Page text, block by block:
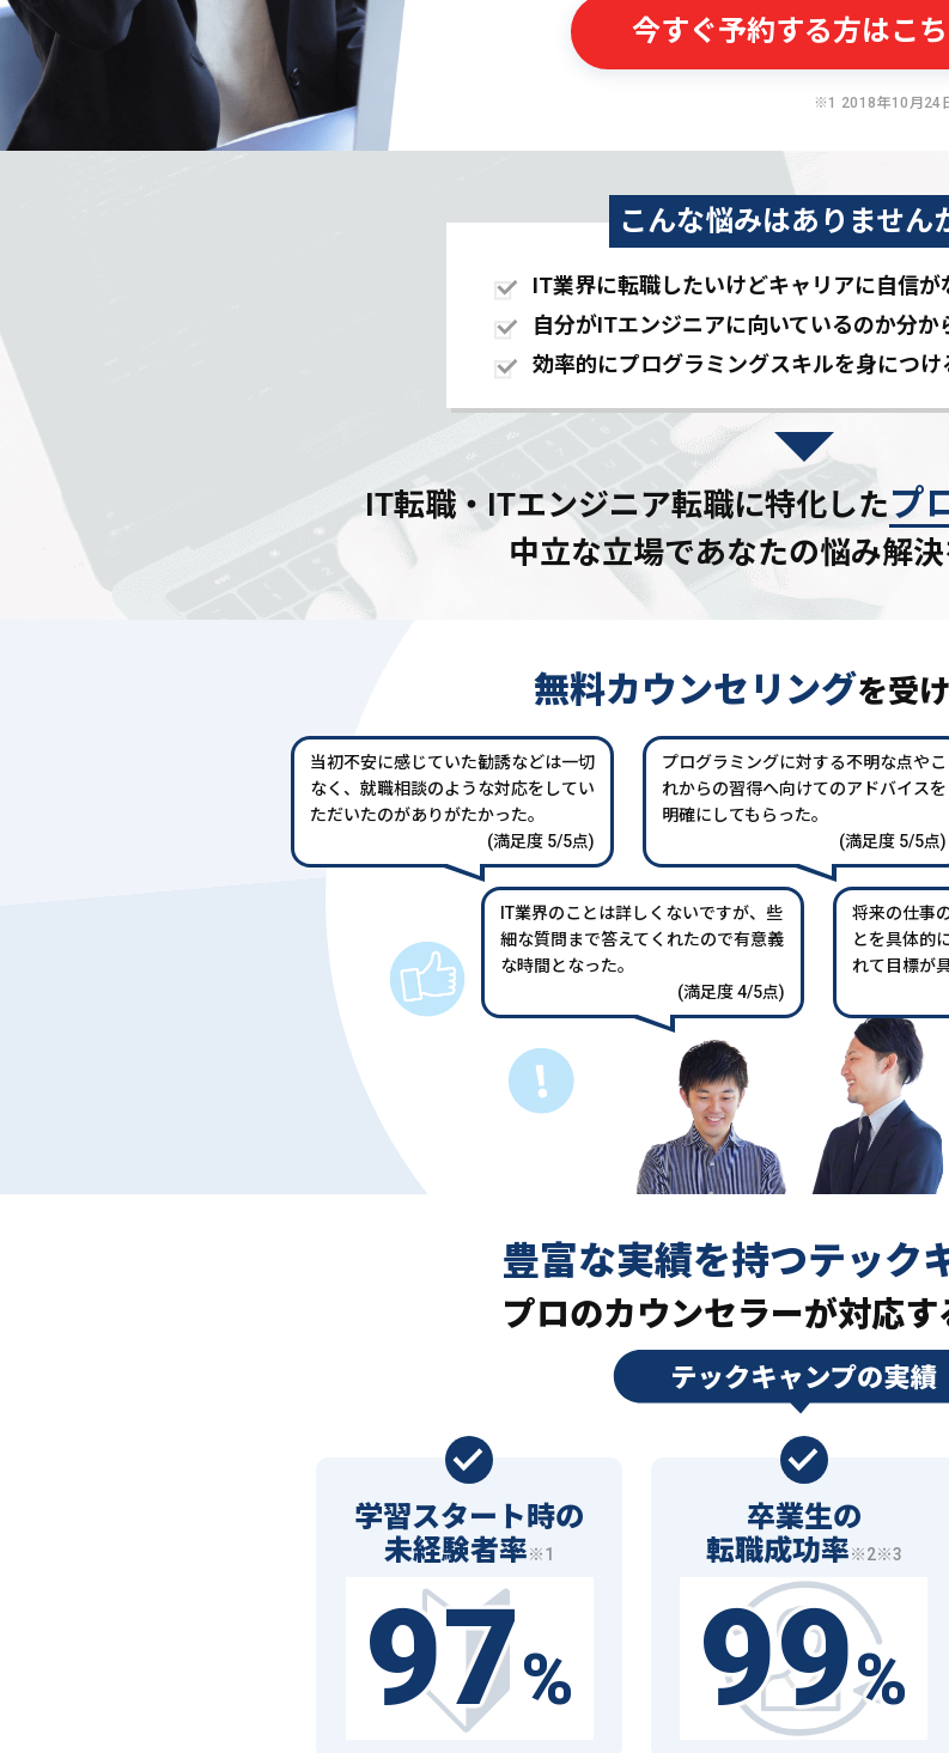
今すぐ予約する方はこ
※1 2018年10月24
こんな悩みはありません
IT業界に転職したいけどキャリアに自信が
自分がITエンジニアに向いているのか分か
効率的にプログラミングスキルを身につけ
IT転職・ITエンジニア転職に特化したプ
中立な立場であなたの悩み解
無料カウンセリングを受
当初不安に感じていた勧誘などは一切
なく、就職相談のような対応をしてい
ただいたのがありがたかった。
(満足度 5/5点)
プログラミングに対する不明な点やこ
れからの習得へ向けてのアドバイスを
明確にしてもらった。
(満足度 5/5点)
IT業界のことは詳しくないですが、些
細な質問まで答えてくれたので有意義
な時間となった。
(満足度 4/5点)
将来の仕事
とを具体的
れて目標が
豊富な実績を持つテック
プロのカウンセラーが対応
学習スタート時の
未経験者率※1
97%
卒業生の
転職成功率※2※3
99%